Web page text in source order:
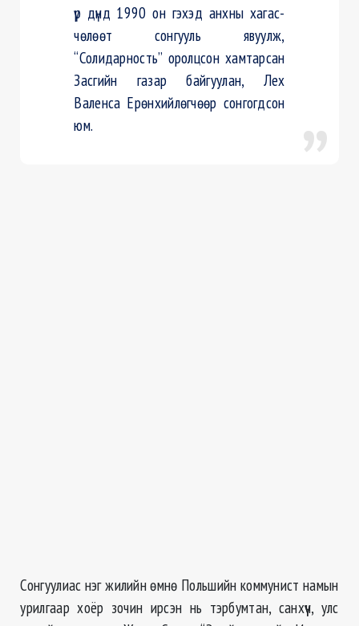
үр дүнд 1990 он гэхэд анхны хагас-
чөлөөт сонгууль явуулж,
“Солидарность” оролцсон хамтарсан
Засгийн газар байгуулан, Лех
Валенса Ерөнхийлөгчөөр сонгогдсон
юм.
Сонгуулиас нэг жилийн өмнө Польшийн коммунист намын
урилгаар хоёр зочин ирсэн нь тэрбумтан, санхүүч, улс